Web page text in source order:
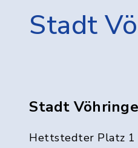
Stadt
Stadt
Hettstedter Platz 1